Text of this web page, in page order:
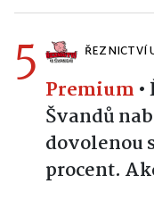
5 ŘEZNICTVÍ
Premium •
Švandů
dovolenou
procent.